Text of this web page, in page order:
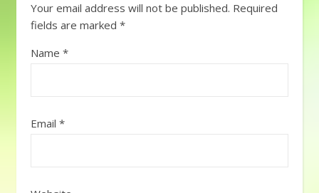
Your email address will not be published. Required
fields are marked *
Name *
Email *